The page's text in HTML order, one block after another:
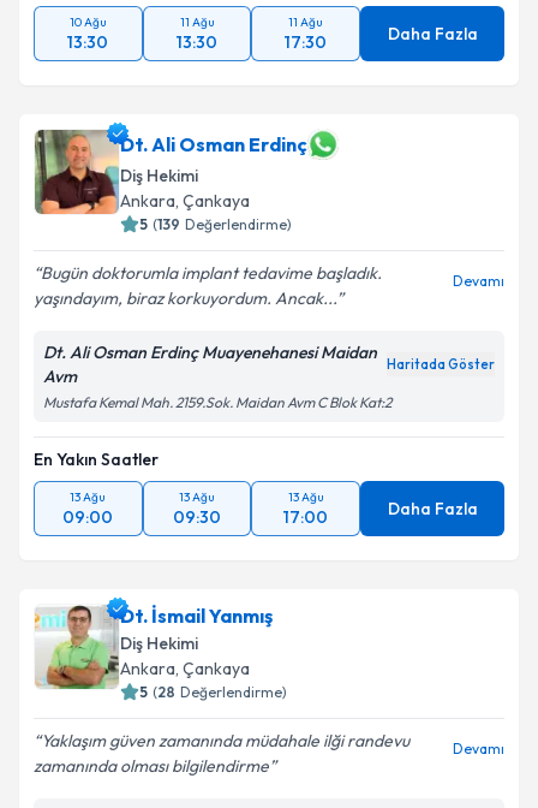
10 Ağu
13:30
11 Ağu
13:30
11 Ağu
17:30 Daha Fazla
Dt. Ali Osman Erdinç
Diş Hekimi
Ankara, Çankaya
5 (139 Değerlendirme)
Bugün doktorumla implant tedavime başladık.
yaşındayım, biraz korkuyordum. Ancak...
Devamı
Dt. Ali Osman Erdinç Muayenehanesi Maidan
Avm
Haritada Göster
Mustafa Kemal Mah. 2159.Sok. Maidan Avm C Blok Kat:2
En Yakın Saatler
13 Ağu
09:00
13 Ağu
09:30
13 Ağu
17:00 Daha Fazla
Dt. İsmail Yanmış
Diş Hekimi
Ankara, Çankaya
5 (28 Değerlendirme)
Yaklaşım güven zamanında müdahale ilği randevu
zamanında olması bilgilendirme
Devamı